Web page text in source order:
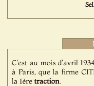
C'est au mois d'avril
à Paris, que la firme
la 1èretraction.